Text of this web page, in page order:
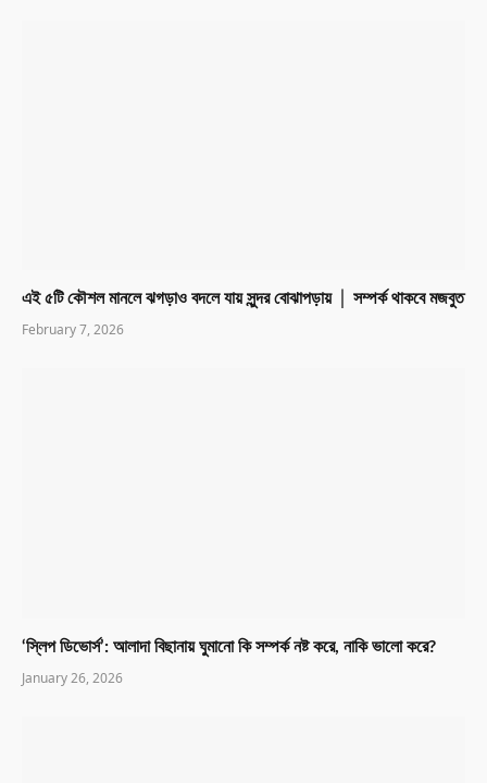
এই ৫টি কৌশল মানলে ঝগড়াও বদলে যায় সুন্দর বোঝাপড়ায় │ সম্পর্ক থাকবে মজবুত
February 7, 2026
‘স্লিপ ডিভোর্স’: আলাদা বিছানায় ঘুমানো কি সম্পর্ক নষ্ট করে, নাকি ভালো করে?
January 26, 2026